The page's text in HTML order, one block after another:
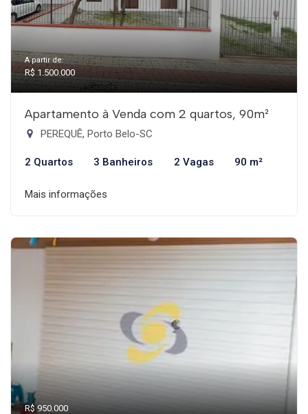
A partir de:
R$ 1.500.000
Apartamento à Venda com 2 quartos, 90m²
PEREQUÊ, Porto Belo-SC
2 Quartos 3 Banheiros 2 Vagas 90 m²
Mais informações
R$ 950.000